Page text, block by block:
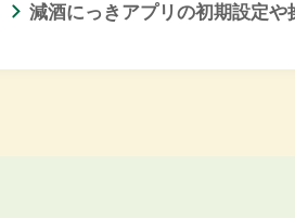
減酒にっきアプリの初期設定や